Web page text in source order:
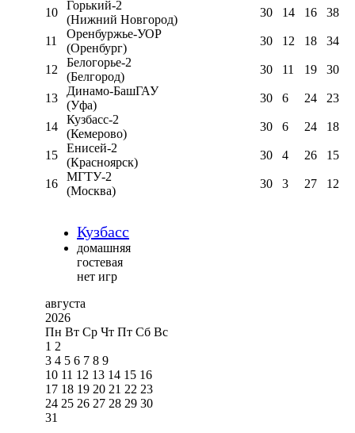
10
Горький-2
(Нижний Новгород)
30 14 16 38
11
Оренбуржье-УОР
(Оренбург)
30 12 18 34
12
Белогорье-2
(Белгород)
30 11 19 30
13
Динамо-БашГАУ
(Уфа)
30 6 24 23
14
Кузбасс-2
(Кемерово)
30 6 24 18
15
Енисей-2
(Красноярск)
30 4 26 15
16
МГТУ-2
(Москва)
30 3 27 12
Кузбасс
домашняя
гостевая
нет игр
августа
2026
Пн Вт Ср Чт Пт Сб Вс
1 2
3 4 5 6 7 8 9
10 11 12 13 14 15 16
17 18 19 20 21 22 23
24 25 26 27 28 29 30
31